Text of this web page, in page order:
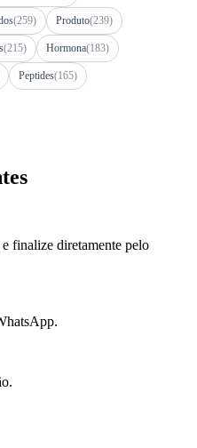
(259) Produto(239)
(215) Hormona(183)
Peptides(165)
finalize diretamente pelo